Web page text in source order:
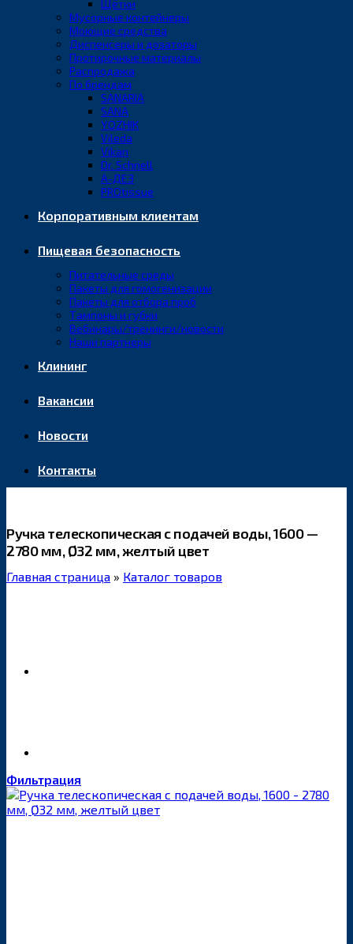
Щётки
Мусорные контейнеры
Моющие средства
Диспенсеры и дозаторы
Протирочные материалы
Распродажа
По брендам
SANARIA
SANA
YOZHIK
Vileda
Vikan
Dr. Schnell
А-ДЕЗ
PROtissue
Корпоративным клиентам
Пищевая безопасность
Питательные среды
Пакеты для гомогенизации
Пакеты для отбора проб
Тампоны и губки
Вебинары/тренинги/новости
Наши партнеры
Клининг
Вакансии
Новости
Контакты
Ручка телескопическая с подачей воды, 1600 —
2780 мм, Ø32 мм, желтый цвет
Главная страница » Каталог товаров
Фильтрация